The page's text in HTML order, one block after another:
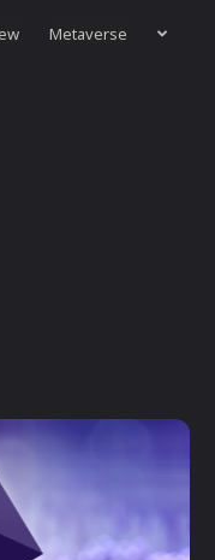
Metaverse